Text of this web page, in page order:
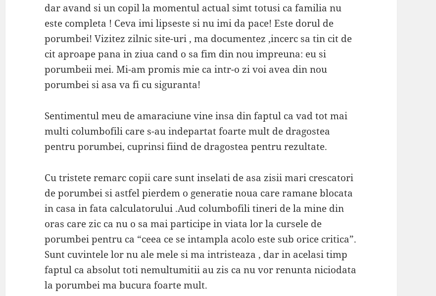
dar avand si un copil la momentul actual simt totusi ca familia nu
este completa ! Ceva imi lipseste si nu imi da pace! Este dorul de
porumbei! Vizitez zilnic site-uri , ma documentez ,incerc sa tin cit de
cit aproape pana in ziua cand o sa fim din nou impreuna: eu si
porumbeii mei. Mi-am promis mie ca intr-o zi voi avea din nou
porumbei si asa va fi cu siguranta!
Sentimentul meu de amaraciune vine insa din faptul ca vad tot mai
multi columbofili care s-au indepartat foarte mult de dragostea
pentru porumbei, cuprinsi fiind de dragostea pentru rezultate.
Cu tristete remarc copii care sunt inselati de asa zisii mari crescatori
de porumbei si astfel pierdem o generatie noua care ramane blocata
in casa in fata calculatorului .Aud columbofili tineri de la mine din
oras care zic ca nu o sa mai participe in viata lor la cursele de
porumbei pentru ca “ceea ce se intampla acolo este sub orice critica”.
Sunt cuvintele lor nu ale mele si ma intristeaza , dar in acelasi timp
faptul ca absolut toti nemultumitii au zis ca nu vor renunta niciodata
la porumbei ma bucura foarte mult.